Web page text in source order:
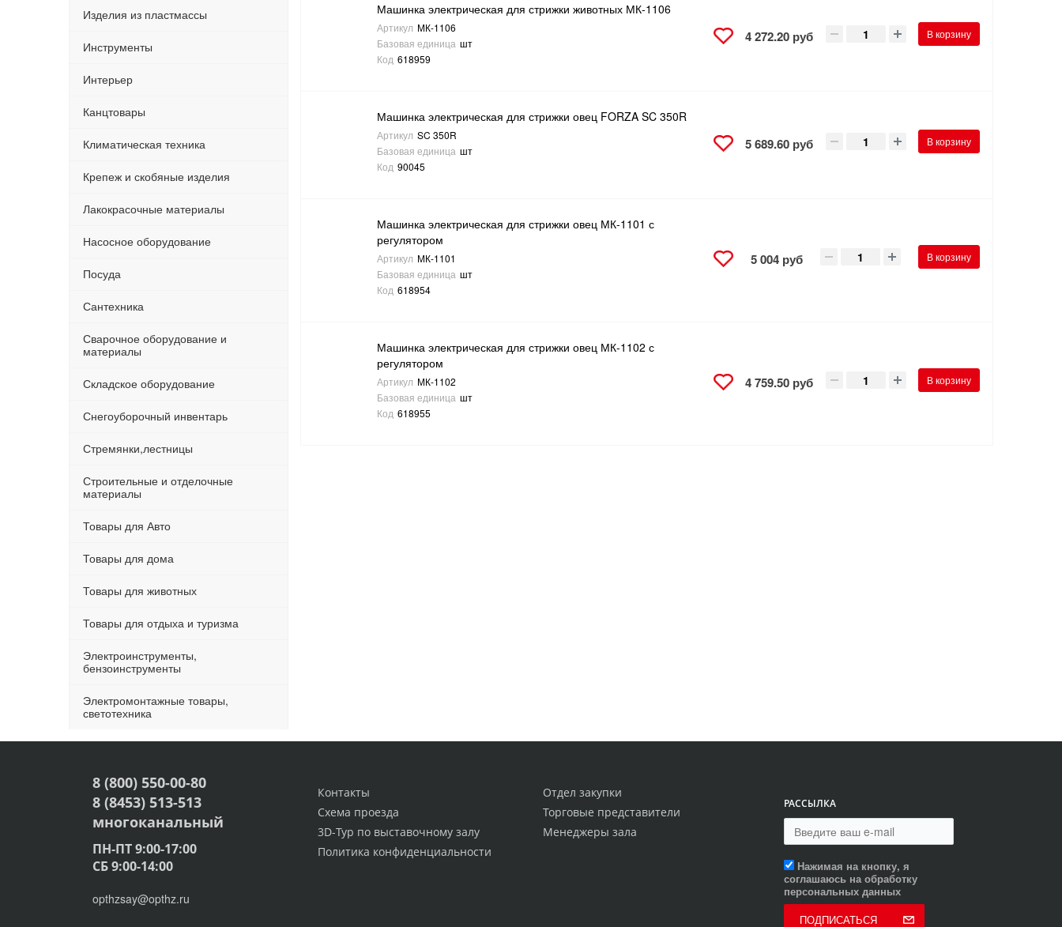
Изделия из пластмассы
Инструменты
Интерьер
Канцтовары
Климатическая техника
Крепеж и скобяные изделия
Лакокрасочные материалы
Насосное оборудование
Посуда
Сантехника
Сварочное оборудование и
материалы
Складское оборудование
Снегоуборочный инвентарь
Стремянки,лестницы
Строительные и отделочные
материалы
Товары для Авто
Товары для дома
Товары для животных
Товары для отдыха и туризма
Электроинструменты,
бензоинструменты
Электромонтажные товары,
светотехника
Машинка электрическая для стрижки животных МК-1106
Артикул МК-1106
Базовая единица шт
Код 618959
4 272.20 руб В корзину
Машинка электрическая для стрижки овец FORZA SC 350R
Артикул SC 350R
Базовая единица шт
Код 90045
5 689.60 руб В корзину
Машинка электрическая для стрижки овец МК-1101 с
регулятором
Артикул МК-1101
Базовая единица шт
Код 618954
5 004 руб В корзину
Машинка электрическая для стрижки овец МК-1102 с
регулятором
Артикул МК-1102
Базовая единица шт
Код 618955
4 759.50 руб В корзину
Отдел закупки
Торговые представители
Менеджеры зала
Контакты
Схема проезда
3D-Тур по выставочному залу
Политика конфиденциальности
РАССЫЛКА
Нажимая на кнопку, я
соглашаюсь на обработку
персональных данных
ПОДПИСАТЬСЯ
8 (800) 550-00-80
8 (8453) 513-513
многоканальный
ПН-ПТ 9:00-17:00
СБ 9:00-14:00
opthzsay@opthz.ru